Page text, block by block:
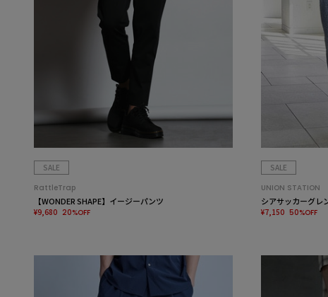
SALE
RattleTrap
【WONDER SHAPE】イージーパンツ
¥9,680 20%OFF
SALE
UNION STATION
シアサッカーグレ
¥7,150 50%OFF